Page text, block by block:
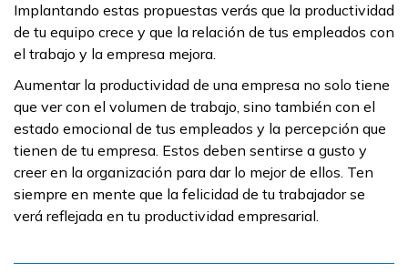
Implantando estas propuestas verás que la productividad
de tu equipo crece y que la relación de tus empleados con
el trabajo y la empresa mejora.
Aumentar la productividad de una empresa no solo tiene
que ver con el volumen de trabajo, sino también con el
estado emocional de tus empleados y la percepción que
tienen de tu empresa. Estos deben sentirse a gusto y
creer en la organización para dar lo mejor de ellos. Ten
siempre en mente que la felicidad de tu trabajador se
verá reflejada en tu productividad empresarial.